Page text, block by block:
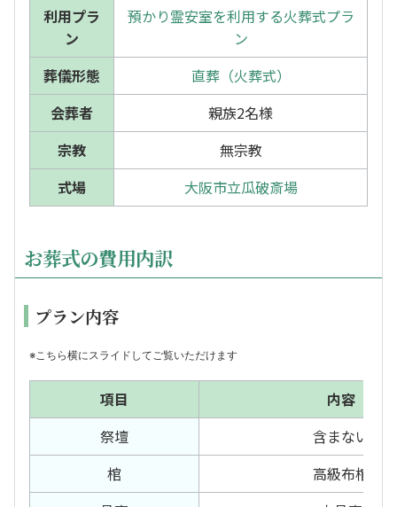
利用プラ
ン
預かり霊安室を利用する火葬式プラ
ン
葬儀形態
直葬（火葬式）
会葬者
親族2名様
宗教
無宗教
式場
大阪市立瓜破斎場
お葬式の費用内訳
プラン内容
※こちら横にスライドしてご覧いただけます
項目
内容
祭壇
含まない
棺
高級布棺